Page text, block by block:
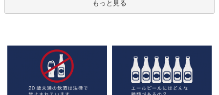
もっと見る